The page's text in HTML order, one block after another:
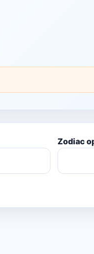
Zodiac